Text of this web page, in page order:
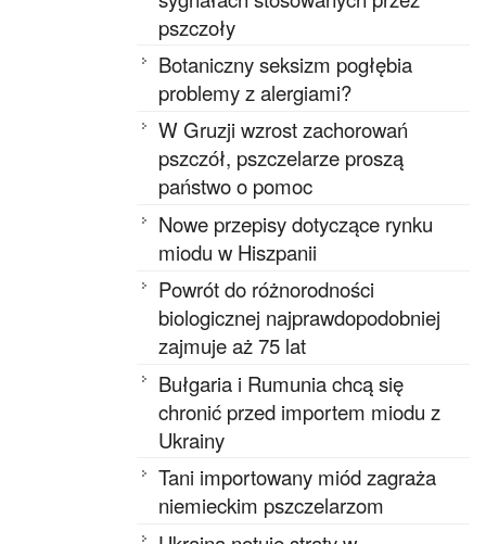
pszczoły
Botaniczny seksizm pogłębia
problemy z alergiami?
W Gruzji wzrost zachorowań
pszczół, pszczelarze proszą
państwo o pomoc
Nowe przepisy dotyczące rynku
miodu w Hiszpanii
Powrót do różnorodności
biologicznej najprawdopodobniej
zajmuje aż 75 lat
Bułgaria i Rumunia chcą się
chronić przed importem miodu z
Ukrainy
Tani importowany miód zagraża
niemieckim pszczelarzom